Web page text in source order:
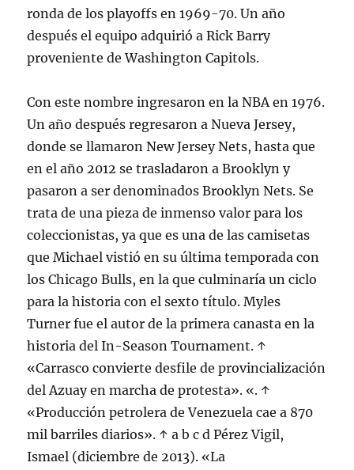
ronda de los playoffs en 1969-70. Un año
después el equipo adquirió a Rick Barry
proveniente de Washington Capitols.
Con este nombre ingresaron en la NBA en 1976.
Un año después regresaron a Nueva Jersey,
donde se llamaron New Jersey Nets, hasta que
en el año 2012 se trasladaron a Brooklyn y
pasaron a ser denominados Brooklyn Nets. Se
trata de una pieza de inmenso valor para los
coleccionistas, ya que es una de las camisetas
que Michael vistió en su última temporada con
los Chicago Bulls, en la que culminaría un ciclo
para la historia con el sexto título. Myles
Turner fue el autor de la primera canasta en la
historia del In-Season Tournament. ↑
«Carrasco convierte desfile de provincialización
del Azuay en marcha de protesta». «. ↑
«Producción petrolera de Venezuela cae a 870
mil barriles diarios». ↑ a b c d Pérez Vigil,
Ismael (diciembre de 2013). «La